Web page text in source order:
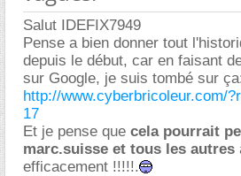
Salut IDEFIX7949
Pense a bien donner tout
depuis le début, car en faisant
sur Google, je suis tombé sur
http://www.cyberbricoleur.com/
17
Et je pense que cela pourrait
marc.suisse et tous les autres
efficacement !!!!!.